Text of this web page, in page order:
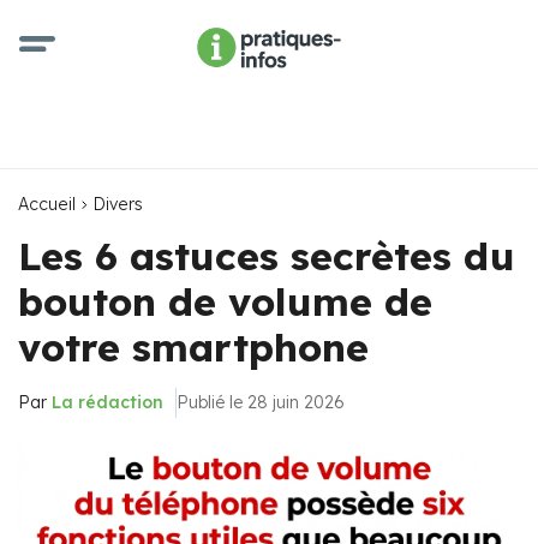
Accueil Divers
Les 6 astuces secrètes du
bouton de volume de
votre smartphone
Par La rédaction Publié le 28 juin 2026